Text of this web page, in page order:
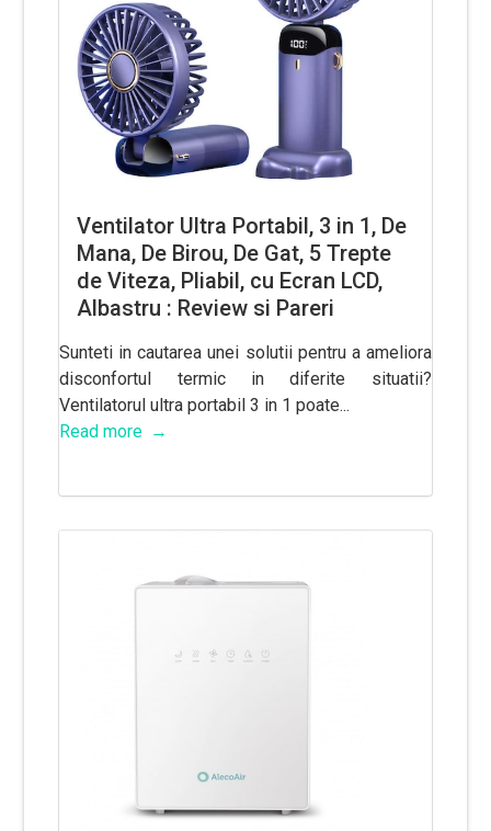
Ventilator Ultra Portabil, 3 in 1, De
Mana, De Birou, De Gat, 5 Trepte
de Viteza, Pliabil, cu Ecran LCD,
Albastru : Review si Pareri
Sunteti in cautarea unei solutii pentru a ameliora
disconfortul termic in diferite situatii?
Ventilatorul ultra portabil 3 in 1 poate...
Read more